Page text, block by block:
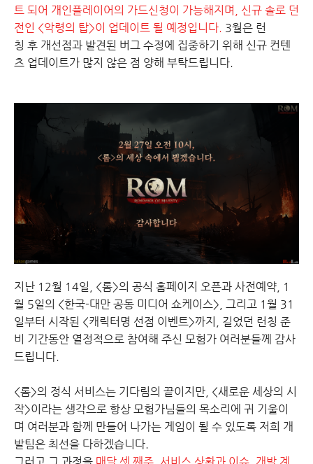
트 되어 개인플레이어의 가드신청이 가능해지며, 신규 솔로 던
전인 <악령의 탑>이 업데이트 될 예정입니다. 3월은 런
칭 후 개선점과 발견된 버그 수정에 집중하기 위해 신규 컨텐
츠 업데이트가 많지 않은 점 양해 부탁드립니다.
지난 12월 14일, <롬>의 공식 홈페이지 오픈과 사전예약, 1
월 5일의 <한국-대만 공동 미디어 쇼케이스>, 그리고 1월 31
일부터 시작된 <캐릭터명 선점 이벤트>까지, 길었던 런칭 준
비 기간동안 열정적으로 참여해 주신 모험가 여러분들께 감사
드립니다.
<롬>의 정식 서비스는 기다림의 끝이지만, <새로운 세상의 시
작>이라는 생각으로 항상 모험가님들의 목소리에 귀 기울이
며 여러분과 함께 만들어 나가는 게임이 될 수 있도록 저희 개
발팀은 최선을 다하겠습니다.